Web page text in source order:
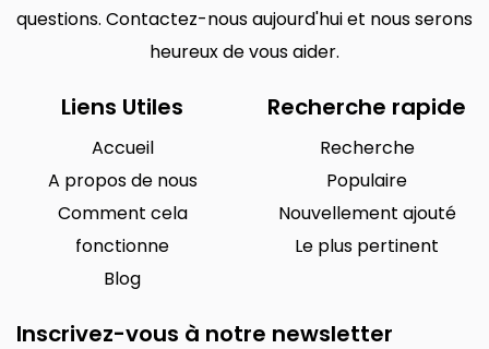
questions. Contactez-nous aujourd'hui et nous serons
heureux de vous aider.
Liens Utiles
Accueil
A propos de nous
Comment cela
fonctionne
Blog
Recherche rapide
Recherche
Populaire
Nouvellement ajouté
Le plus pertinent
Inscrivez-vous à notre newsletter